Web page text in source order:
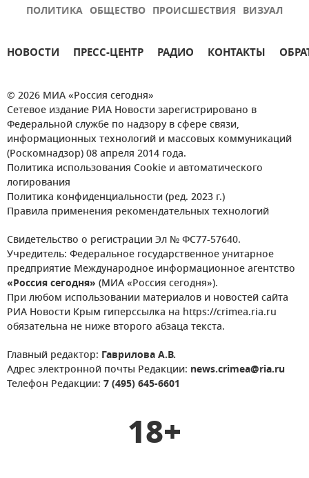
ПОЛИТИКА ОБЩЕСТВО ПРОИСШЕСТВИЯ ВИЗУАЛ
НОВОСТИ ПРЕСС-ЦЕНТР РАДИО КОНТАКТЫ
© 2026 МИА «Россия сегодня»
Сетевое издание РИА Новости зарегистрировано в
Федеральной службе по надзору в сфере связи,
информационных технологий и массовых коммуникаций
(Роскомнадзор) 08 апреля 2014 года.
Политика использования Cookie и автоматического
логирования
Политика конфиденциальности (ред. 2023 г.)
Правила применения рекомендательных технологий
Свидетельство о регистрации Эл № ФС77-57640.
Учредитель: Федеральное государственное унитарное
предприятие Международное информационное агентство
«Россия сегодня» (МИА «Россия сегодня»).
При любом использовании материалов и новостей сайта
РИА Новости Крым гиперссылка на https://crimea.ria.ru
обязательна не ниже второго абзаца текста.
Главный редактор: Гаврилова А.В.
Адрес электронной почты Редакции: news.crimea@ria.ru
Телефон Редакции: 7 (495) 645-6601
18+